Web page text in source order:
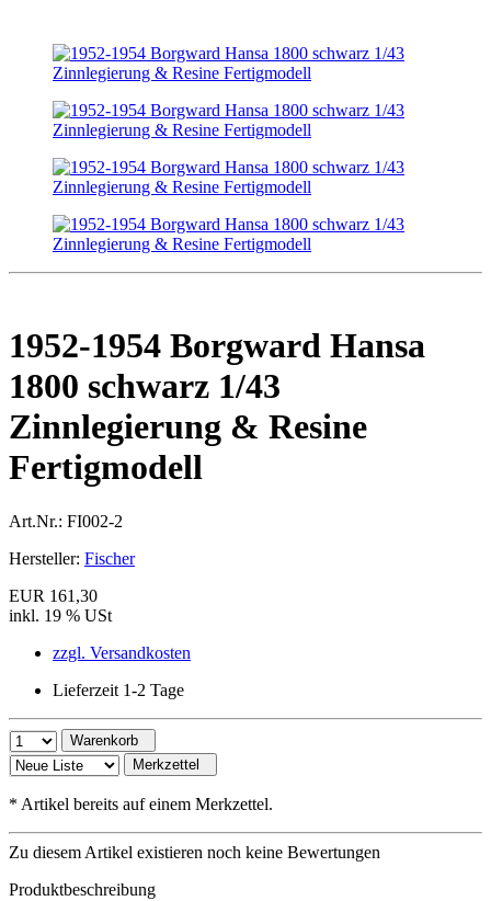
1952-1954 Borgward Hansa
1800 schwarz 1/43
Zinnlegierung & Resine
Fertigmodell
Art.Nr.: FI002-2
Hersteller: Fischer
EUR 161,30
inkl. 19 % USt
zzgl. Versandkosten
Lieferzeit 1-2 Tage
Warenkorb
Merkzettel
* Artikel bereits auf einem Merkzettel.
Zu diesem Artikel existieren noch keine Bewertungen
Produktbeschreibung